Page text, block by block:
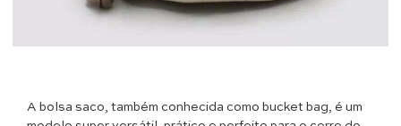
A bolsa saco, também conhecida como bucket bag, é um